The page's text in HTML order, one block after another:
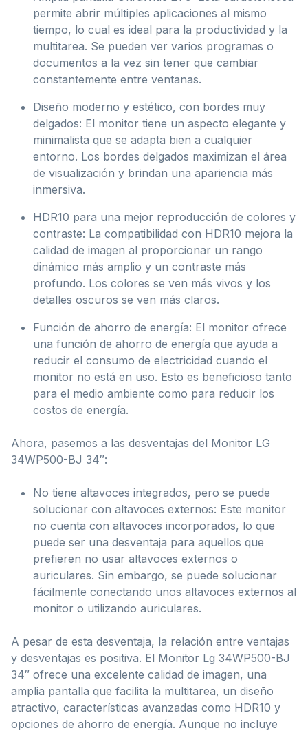
permite abrir múltiples aplicaciones al mismo
tiempo, lo cual es ideal para la productividad y la
multitarea. Se pueden ver varios programas o
documentos a la vez sin tener que cambiar
constantemente entre ventanas.
Diseño moderno y estético, con bordes muy
delgados: El monitor tiene un aspecto elegante y
minimalista que se adapta bien a cualquier
entorno. Los bordes delgados maximizan el área
de visualización y brindan una apariencia más
inmersiva.
HDR10 para una mejor reproducción de colores y
contraste: La compatibilidad con HDR10 mejora la
calidad de imagen al proporcionar un rango
dinámico más amplio y un contraste más
profundo. Los colores se ven más vivos y los
detalles oscuros se ven más claros.
Función de ahorro de energía: El monitor ofrece
una función de ahorro de energía que ayuda a
reducir el consumo de electricidad cuando el
monitor no está en uso. Esto es beneficioso tanto
para el medio ambiente como para reducir los
costos de energía.
Ahora, pasemos a las desventajas del Monitor LG
34WP500-BJ 34″:
No tiene altavoces integrados, pero se puede
solucionar con altavoces externos: Este monitor
no cuenta con altavoces incorporados, lo que
puede ser una desventaja para aquellos que
prefieren no usar altavoces externos o
auriculares. Sin embargo, se puede solucionar
fácilmente conectando unos altavoces externos al
monitor o utilizando auriculares.
A pesar de esta desventaja, la relación entre ventajas
y desventajas es positiva. El Monitor Lg 34WP500-BJ
34″ ofrece una excelente calidad de imagen, una
amplia pantalla que facilita la multitarea, un diseño
atractivo, características avanzadas como HDR10 y
opciones de ahorro de energía. Aunque no incluye